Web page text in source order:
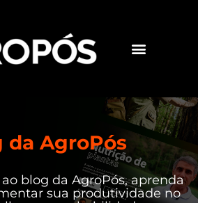
da AgroPós
blog da AgroPós, aprenda
sua produtividade no